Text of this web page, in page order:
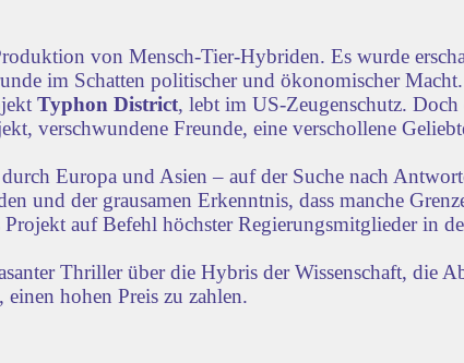
von Mensch-Tier-Hybriden. Es wurde
im Schatten politischer und ökonomischer Macht.
Typhon District, lebt im US-Zeugenschutz. Doch
verschwundene Freunde, eine verschollene
Europa und Asien – auf der Suche nach
und der grausamen Erkenntnis, dass manche
auf Befehl höchster Regierungsmitglieder in
Thriller über die Hybris der Wissenschaft, die
hohen Preis zu zahlen.